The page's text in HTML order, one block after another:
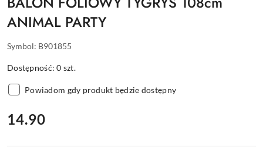
ANIMAL PARTY
Symbol: B901855
Dostępność:0 szt.
Powiadom gdy produkt będzie dostępny
cena:
14.90